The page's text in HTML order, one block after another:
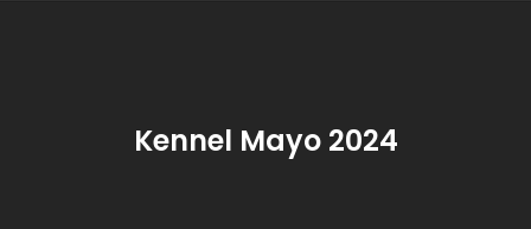
Kennel Mayo 2024